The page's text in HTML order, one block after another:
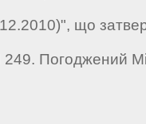
що
Погоджений